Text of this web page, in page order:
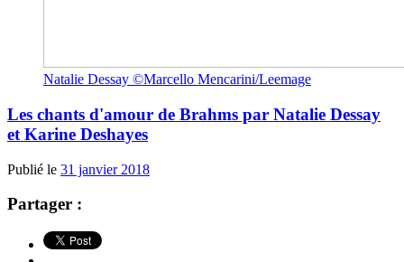
Natalie Dessay ©Marcello Mencarini/Leemage
Les chants d'amour de Brahms par Natalie Dessay
et Karine Deshayes
Publié le 31 janvier 2018
Partager :